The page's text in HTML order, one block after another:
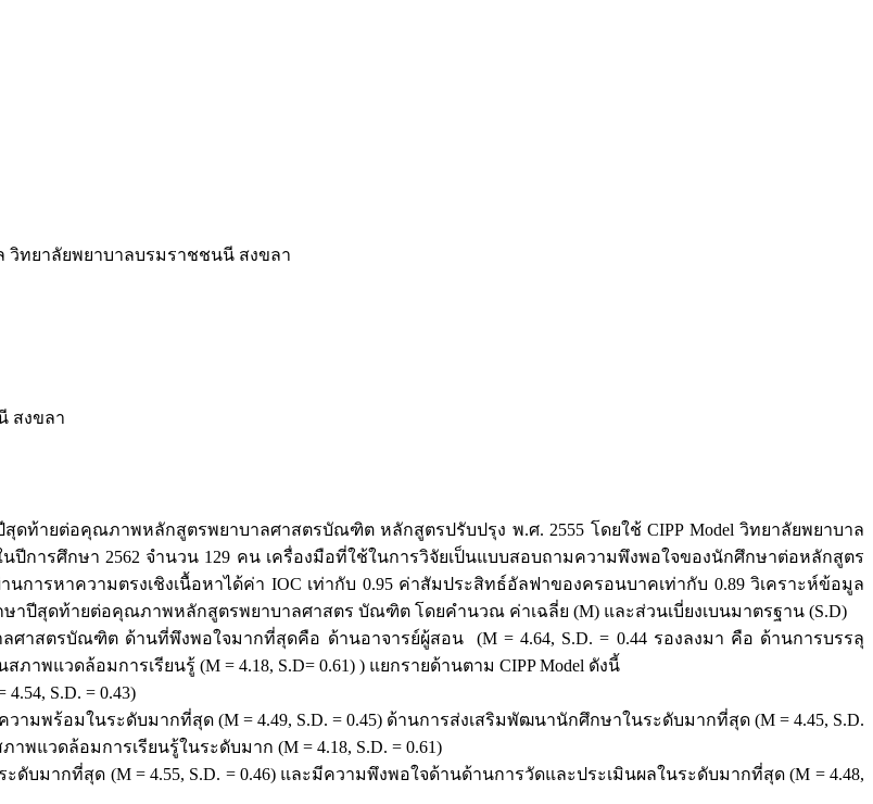
ทยาลัยพยาบาลบรมราชชนนี สงขลา
สงขลา
ายต่อคุณภาพหลักสูตรพยาบาลศาสตรบัณฑิต หลักสูตรปรับปรุง พ.ศ. 2555 โดยใช้ CIPP Model วิทยาลัยพยาบาล
ารศึกษา 2562 จำนวน 129 คน เครื่องมือที่ใช้ในการวิจัยเป็นแบบสอบถามความพึงพอใจของนักศึกษาต่อหลักสูตร
ารหาความตรงเชิงเนื้อหาได้ค่า IOC เท่ากับ 0.95 ค่าสัมประสิทธ์อัลฟาของครอนบาคเท่ากับ 0.89 วิเคราะห์ข้อมูล
ปีสุดท้ายต่อคุณภาพหลักสูตรพยาบาลศาสตร บัณฑิต โดยคำนวณ ค่าเฉลี่ย (M) และส่วนเบี่ยงเบนมาตรฐาน (S.D)
รบัณฑิต ด้านที่พึงพอใจมากที่สุดคือ ด้านอาจารย์ผู้สอน (M = 4.64, S.D. = 0.44 รองลงมา คือ ด้านการบรรลุ
พแวดล้อมการเรียนรู้ (M = 4.18, S.D= 0.61) ) แยกรายด้านตาม CIPP Model ดังนี้
S.D. = 0.43)
พร้อมในระดับมากที่สุด (M = 4.49, S.D. = 0.45) ด้านการส่งเสริมพัฒนานักศึกษาในระดับมากที่สุด (M = 4.45, S.D.
พแวดล้อมการเรียนรู้ในระดับมาก (M = 4.18, S.D. = 0.61)
มากที่สุด (M = 4.55, S.D. = 0.46) และมีความพึงพอใจด้านด้านการวัดและประเมินผลในระดับมากที่สุด (M = 4.48,